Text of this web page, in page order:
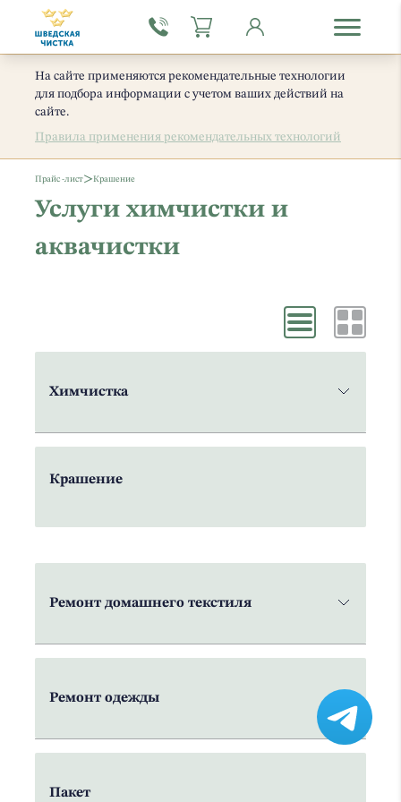
На сайте применяются рекомендательные технологии
для подбора информации с учетом ваших действий на
сайте.
Правила применения рекомендательных технологий
Прайс -лист>Крашение
Услуги химчистки и
аквачистки
Химчистка
Крашение
Ремонт домашнего текстиля
Ремонт одежды
Пакет